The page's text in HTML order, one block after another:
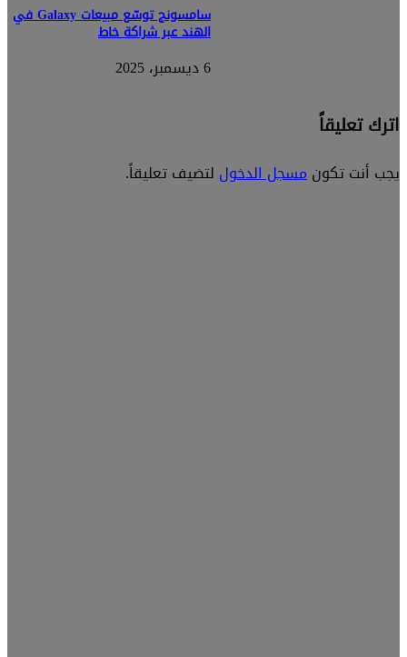
سامسونج توسّع مبيعات Galaxy في
الهند عبر شراكة خاط
6 ديسمبر، 2025
اترك تعليقاً
يجب أنت تكونمسجل الدخول لتضيف تعليقاً.